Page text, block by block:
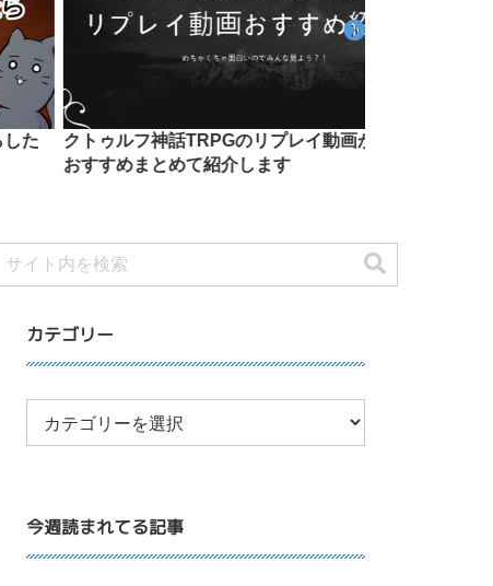
クトゥルフ神話TRPGのリプレイ動画が面白い！
おすすめまとめて紹介します
カテゴリー
今週読まれてる記事